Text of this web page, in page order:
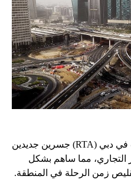
افتتحت هيئة الطرق والمواصلات في دبي (RTA) جسرين جديدين
مما ساهم بشكل
زمن الرحلة في المنطقة.